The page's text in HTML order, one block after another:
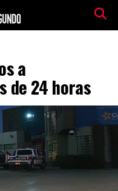
a
de 24 horas